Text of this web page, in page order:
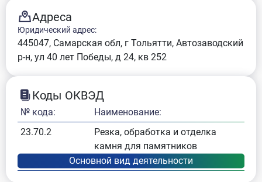
Адреса
Юридический адрес:
445047, Самарская обл, г Тольятти, Автозаводский
р-н, ул 40 лет Победы, д 24, кв 252
Коды ОКВЭД
№ кода:
Наименование:
23.70.2
Резка, обработка и отделка
камня для памятников